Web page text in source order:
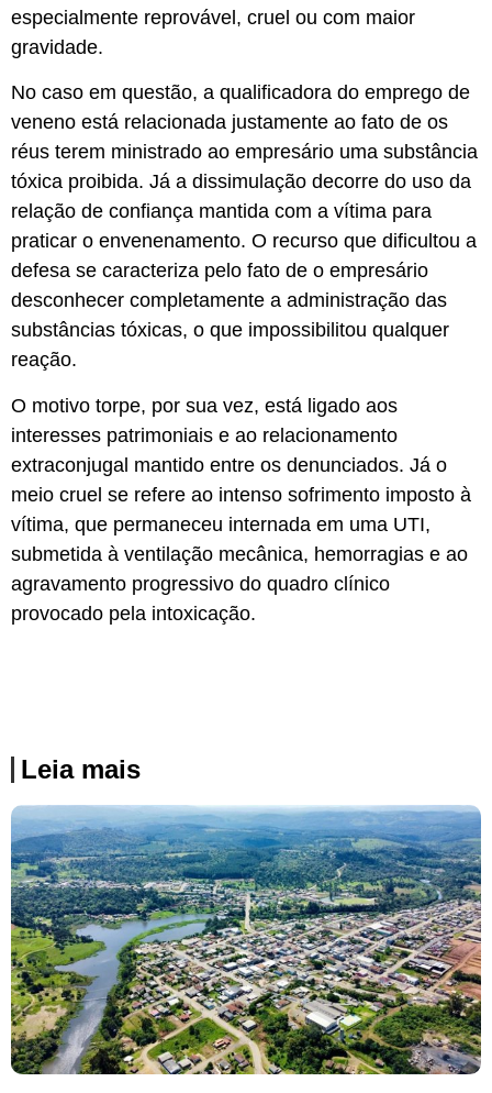
especialmente reprovável, cruel ou com maior
gravidade.
No caso em questão, a qualificadora do emprego de
veneno está relacionada justamente ao fato de os
réus terem ministrado ao empresário uma substância
tóxica proibida. Já a dissimulação decorre do uso da
relação de confiança mantida com a vítima para
praticar o envenenamento. O recurso que dificultou a
defesa se caracteriza pelo fato de o empresário
desconhecer completamente a administração das
substâncias tóxicas, o que impossibilitou qualquer
reação.
O motivo torpe, por sua vez, está ligado aos
interesses patrimoniais e ao relacionamento
extraconjugal mantido entre os denunciados. Já o
meio cruel se refere ao intenso sofrimento imposto à
vítima, que permaneceu internada em uma UTI,
submetida à ventilação mecânica, hemorragias e ao
agravamento progressivo do quadro clínico
provocado pela intoxicação.
Leia mais